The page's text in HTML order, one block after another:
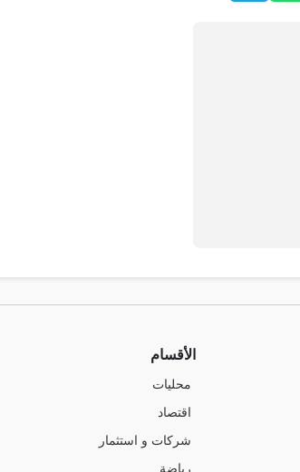
الأقسام
محليات
اقتصاد
شركات و استثمار
رياضة